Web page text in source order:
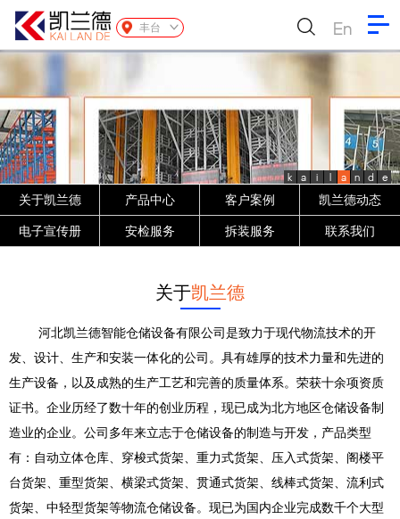
丰台 En
k a i l a n d e
关于凯兰德 产品中心 客户案例 凯兰德动态
电子宣传册 安检服务 拆装服务 联系我们
关于凯兰德
河北凯兰德智能仓储设备有限公司是致力于现代物流技术的开
发、设计、生产和安装一体化的公司。具有雄厚的技术力量和先进的
生产设备，以及成熟的生产工艺和完善的质量体系。荣获十余项资质
证书。企业历经了数十年的创业历程，现已成为北方地区仓储设备制
造业的企业。公司多年来立志于仓储设备的制造与开发，产品类型
有：自动立体仓库、穿梭式货架、重力式货架、压入式货架、阁楼平
台货架、重型货架、横梁式货架、贯通式货架、线棒式货架、流利式
货架、中轻型货架等物流仓储设备。现已为国内企业完成数千个大型